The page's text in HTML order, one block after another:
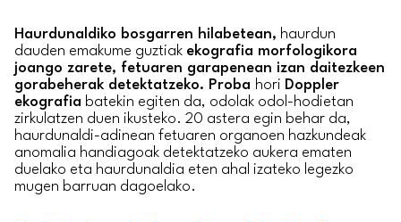
Haurdunaldiko bosgarren hilabetean, haurdun
dauden emakume guztiak ekografia morfologikora
joango zarete, fetuaren garapenean izan daitezkeen
gorabeherak detektatzeko. Proba hori Doppler
ekografia batekin egiten da, odolak odol-hodietan
zirkulatzen duen ikusteko. 20 astera egin behar da,
haurdunaldi-adinean fetuaren organoen hazkundeak
anomalia handiagoak detektatzeko aukera ematen
duelako eta haurdunaldia eten ahal izateko legezko
mugen barruan dagoelako.